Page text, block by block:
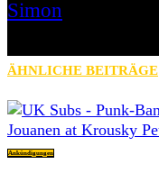
Simon
ÄHNLICHE BEITRÄGE
Ankündigungen